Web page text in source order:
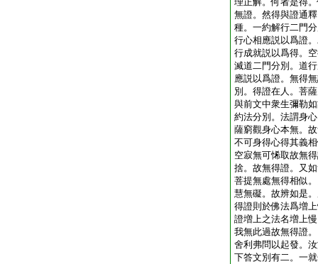
無證。然得與證通
種。一約解行二門
行心相應説以爲證
行成就説以爲得。
滅道二門分別。道
應説以爲證。無得
別。得證在人。菩
與前文中衆生彌勒
約法分別。法謂身
薩窮觀身心本無。
不可身得心得其義
空寂無可悕取故無
捨。故無得證。又
菩提無處無得相似
慧無礙。故辨如是
得證則於佛法爲増
證増上之法名増上
我無此過故無得證
舍利弗問以起發。
下答文別有二。一